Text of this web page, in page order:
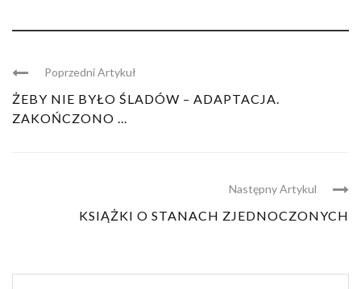
Poprzedni Artykuł
ŻEBY NIE BYŁO ŚLADÓW – ADAPTACJA.
ZAKOŃCZONO ...
Następny Artykul
KSIĄŻKI O STANACH ZJEDNOCZONYCH